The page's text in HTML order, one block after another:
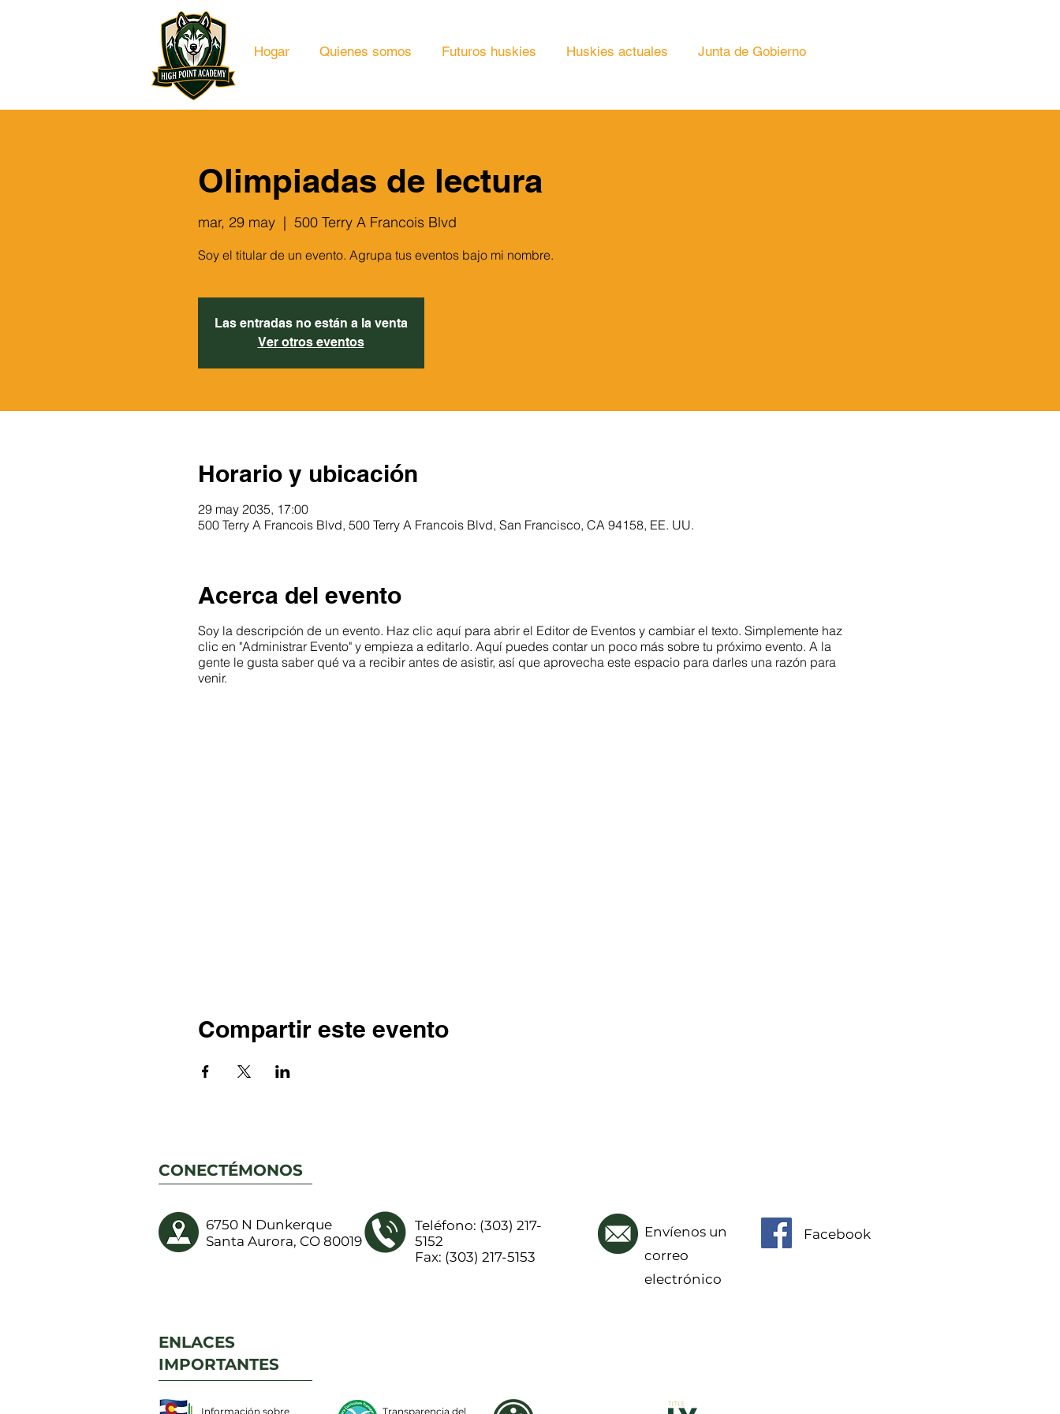
Hogar Quienes somos Futuros huskies Huskies actuales Junta de Gobierno
Olimpiadas de lectura
mar, 29 may
  |
500 Terry A Francois Blvd
Soy el titular de un evento. Agrupa tus eventos bajo mi nombre.
Las entradas no están a la venta
Ver otros eventos
Horario y ubicación
29 may 2035, 17:00
500 Terry A Francois Blvd, 500 Terry A Francois Blvd, San Francisco, CA 94158, EE. UU.
Acerca del evento
Soy la descripción de un evento. Haz clic aquí para abrir el Editor de Eventos y cambiar el texto. Simplemente haz
clic en "Administrar Evento" y empieza a editarlo. Aquí puedes contar un poco más sobre tu próximo evento. A la
gente le gusta saber qué va a recibir antes de asistir, así que aprovecha este espacio para darles una razón para
venir.
Compartir este evento
CONECTÉMONOS
6750 N Dunkerque
Santa Aurora, CO 80019
Teléfono: (303) 217-
5152
Fax: (303) 217-5153
Envíenos un
correo
electrónico
Facebook
ENLACES
IMPORTANTES
Información sobre Transparencia del